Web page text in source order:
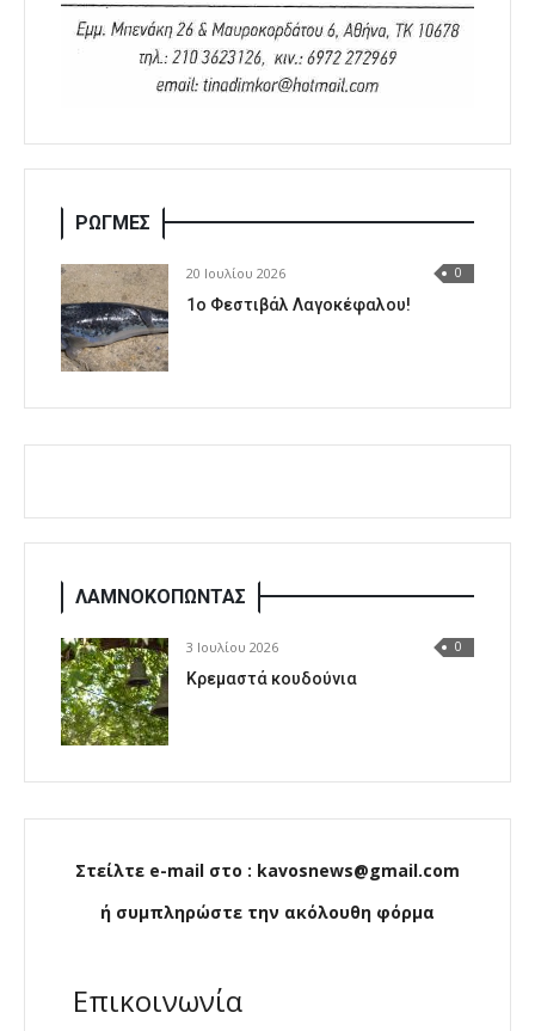
ΡΩΓΜΕΣ
20 Ιουλίου 2026 0
1o Φεστιβάλ Λαγοκέφαλου!
ΛΑΜΝΟΚΟΠΩΝΤΑΣ
3 Ιουλίου 2026 0
Κρεμαστά κουδούνια
Στείλτε e-mail στο : kavosnews@gmail.com
ή συμπληρώστε την ακόλουθη φόρμα
Επικοινωνία